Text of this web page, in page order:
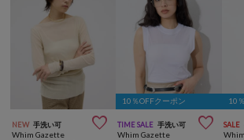
NEW 手洗い可 
Whim Gazette
10％OFFクーポン
TIME SALE 手洗い可 
Whim Gazette
10
SALE